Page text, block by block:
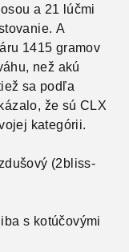
a 21 lúčmi
A
1415 gramov
než akú
sa podľa
že sú CLX
kategórii.
(2bliss-
s kotúčovými